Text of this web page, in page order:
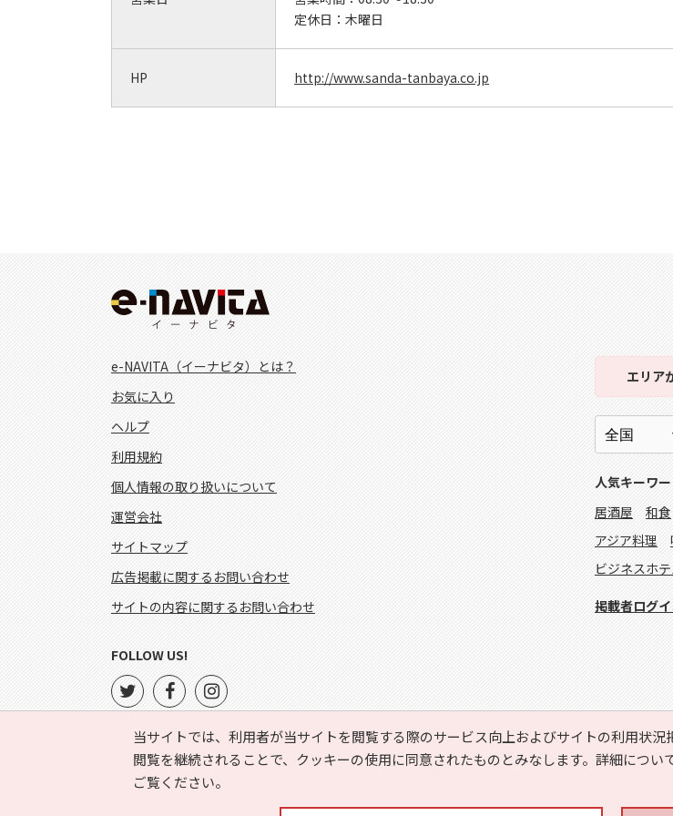
定休日： 木曜日
HP http://www.sanda-tanbaya.co.jp
当サイトでは、利用者が当サイトを閲覧する際のサービス向上およびサイトの利用状
閲覧を継続されることで、クッキーの使用に同意されたものとみなします。詳細について
ご覧ください。
e-NAVITA（イーナビタ）とは？
お気に入り
ヘルプ
利用規約
個人情報の取り扱いについて
運営会社
サイトマップ
広告掲載に関するお問い合わせ
サイトの内容に関するお問い合わせ
エリア
人気キーワ
居酒屋
和食
アジア料理
ビジネスホ
掲載者ログ
FOLLOW US!
Copyright © HYOJITO.Co.,Ltd. All